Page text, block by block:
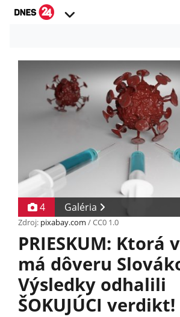
4 Galéria
Zdroj: pixabay.com / CC0 1.0
PRIESKUM: Ktorá
má dôveru
Výsledky odhalili
ŠOKUJÚCI verdikt!